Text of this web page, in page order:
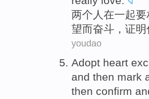
两个人 在一起要
望而奋斗 ，证明
youdao
Adopt heart
and then mark
then confirm